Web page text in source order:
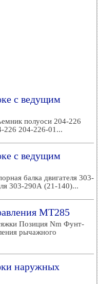
с ведущим
полуоси 204-226
226 204-226-01...
с ведущим
балка двигателя 303-
303-290А (21-140)...
MT285
Позиция Nm Фунт-
рычажного
наружных